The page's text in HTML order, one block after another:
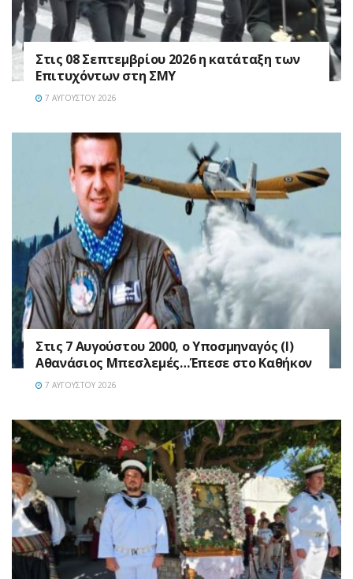
Στις 08 Σεπτεμβρίου 2026 η κατάταξη των
Επιτυχόντων στη ΣΜΥ
7 ΑΥΓΟΎΣΤΟΥ 2026
Στις 7 Αυγούστου 2000, ο Υποσμηναγός (Ι)
Αθανάσιος Μπεσλεμές…Έπεσε στο Καθήκον
7 ΑΥΓΟΎΣΤΟΥ 2026